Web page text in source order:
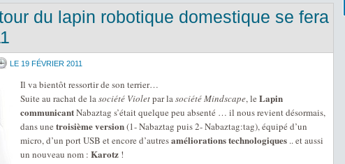
du lapin robotique domestique se fera
LE 19 FÉVRIER 2011
Il va bientôt ressortir de son terrier…
Suite au rachat de lasociété Violetpar lasociété Mindscape, le Lapin
communicantNabaztag s’était quelque peu absenté … il nous revient désormais,
dans une troisième version(1- Nabaztag puis 2- Nabaztag:tag), équipé d’un
micro, d’un port USB et encore d’autresaméliorations technologiques .. et aussi
un nouveau nom : Karotz !